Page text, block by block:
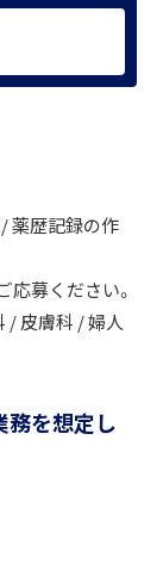
薬歴記録の作
募ください。
/ 皮膚科 / 婦人
務を想定し